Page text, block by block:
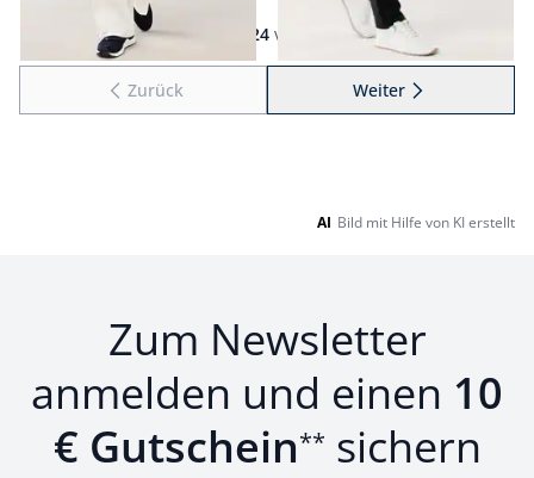
Seite 1 geladen. Zeige Produkte 1 bis 24 von 64.
24 von
Zurück Weiterzu Seite 2
AI Bild mit Hilfe von KI erstellt
Zum Newsletter
anmelden und einen 10
€ Gutschein** sichern